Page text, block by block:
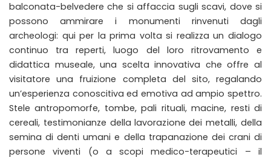
balconata-belvedere che si affaccia sugli scavi, dove si
possono ammirare i monumenti rinvenuti dagli
archeologi: qui per la prima volta si realizza un dialogo
continuo tra reperti, luogo del loro ritrovamento e
didattica museale, una scelta innovativa che offre al
visitatore una fruizione completa del sito, regalando
un’esperienza conoscitiva ed emotiva ad ampio spettro.
Stele antropomorfe, tombe, pali rituali, macine, resti di
cereali, testimonianze della lavorazione dei metalli, della
semina di denti umani e della trapanazione dei crani di
persone viventi (o a scopi medico-terapeutici – il